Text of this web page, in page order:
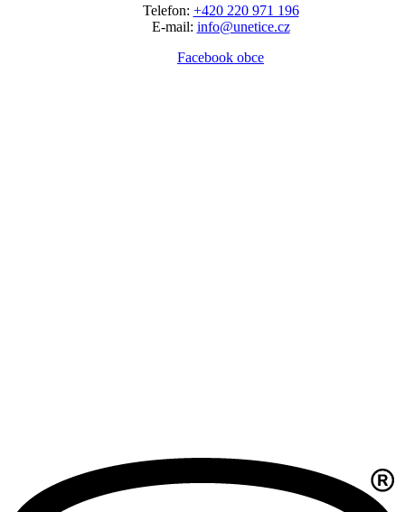
Telefon: +420 220 971 196
E-mail: info@unetice.cz
Facebook obce